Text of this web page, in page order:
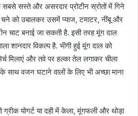
सस्ते और असरदार प्रोटीन स्रोतों में गिने
चने को उबालकर उसमें प्याज, टमाटर, नींबू और
चाट बनाई जा सकती है. इसी तरह मूंग दाल
शानदार विकल्प है. भीगी हुई मूंग दाल को
मिलाएं और तवे पर हल्का तेल लगाकर चीला
साथ वजन घटाने वालों के लिए भी अच्छा माना
योगर्ट या दही में केला, मूंगफली और थोड़ा